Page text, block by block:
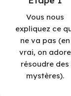
Vous nous
expliquez ce
ne va pas (en
vrai, on adore
résoudre des
mystères).